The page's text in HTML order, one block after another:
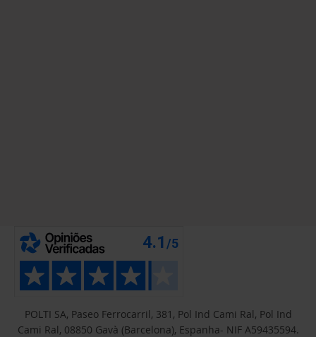
POLTI SA, Paseo Ferrocarril, 381, Pol Ind Cami Ral, Pol Ind
Cami Ral, 08850 Gavà (Barcelona), Espanha- NIF A59435594.